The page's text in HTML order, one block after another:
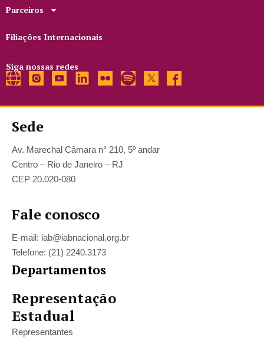
Parceiros
Filiações Internacionais
Siga nossas redes
Sede
Av. Marechal Câmara n° 210, 5º andar
Centro – Rio de Janeiro – RJ
CEP 20.020-080
Fale conosco
E-mail: iab@iabnacional.org.br
Telefone: (21) 2240.3173
Departamentos
Representação
Estadual
Representantes